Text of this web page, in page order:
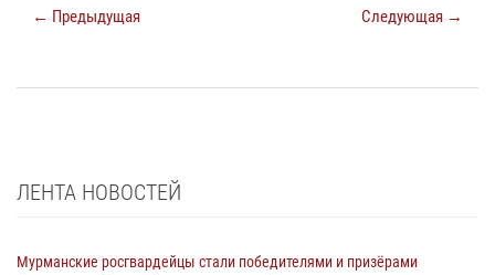
← Предыдущая Следующая →
ЛЕНТА НОВОСТЕЙ
Мурманские росгвардейцы стали победителями и призёрами